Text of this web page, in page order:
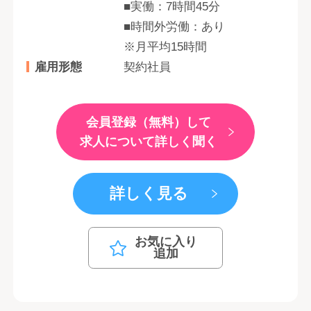
■実働：7時間45分
■時間外労働：あり
※月平均15時間
雇用形態
契約社員
会員登録（無料）して
求人について詳しく聞く
詳しく見る
お気に入り
追加